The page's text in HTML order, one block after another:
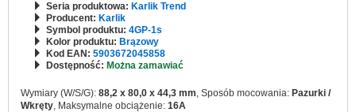
Seria produktowa: Karlik Trend
Producent: Karlik
Symbol produktu: 4GP-1s
Kolor produktu: Brązowy
Kod EAN: 5903672045858
Dostępność: Można zamawiać
Wymiary (W/S/G): 88,2 x 80,0 x 44,3 mm, Sposób mocowania: Pazurki /
Wkręty, Maksymalne obciążenie: 16A